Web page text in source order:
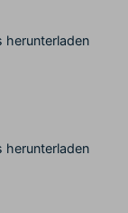
herunterladen
herunterladen